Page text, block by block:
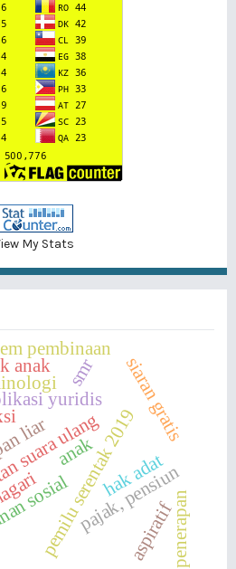
My Stats
ulang
pemilu serentak 2019
sosial
yuridis siaran gratis
pajak, pensiun
liar
anak
hak adat
aspiratif
anak
pembinaan
smr
penerapan